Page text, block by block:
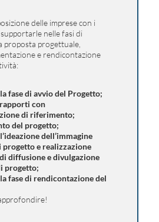
delle imprese con i
nelle fasi di
proposta progettuale,
e rendicontazione
fase di avvio del Progetto;
con
di riferimento;
del progetto;
dell’immagine
e realizzazione
diffusione e divulgazione
progetto;
fase di rendicontazione del